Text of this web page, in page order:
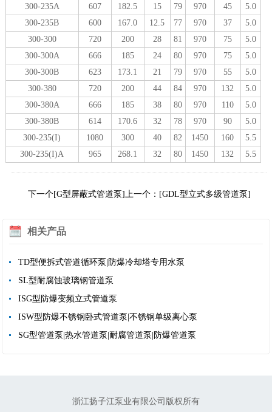
300-235A
607 182.5 15 79 970 45
5.0
300-235B
600 167.0 12.5 77 970 37
5.0
300-300
720 200 28 81 970 75
5.0
300-300A
666 185 24 80 970 75
5.0
300-300B
623 173.1 21 79 970 55
5.0
300-380
720 200 44 84 970 132
5.0
300-380A
666 185 38 80 970 110
5.0
300-380B
614 170.6 32 78 970 90
5.0
300-235(I)
1080 300 40 82 1450 160
5.5
300-235(I)A
965 268.1 32 80 1450 132 5.5
下一个[G型屏蔽式管道泵] 上一个：[GDL型立式多级管道泵]
相关产品
TD型便拆式管道循环泵|防爆冷却塔专用水泵
SL型耐腐蚀玻璃钢管道泵
ISG型防爆变频立式管道泵
ISW型防爆不锈钢卧式管道泵|不锈钢单级离心泵
SG型管道泵|热水管道泵|耐腐管道泵|防爆管道泵
浙江扬子江泵业有限公司版权所有